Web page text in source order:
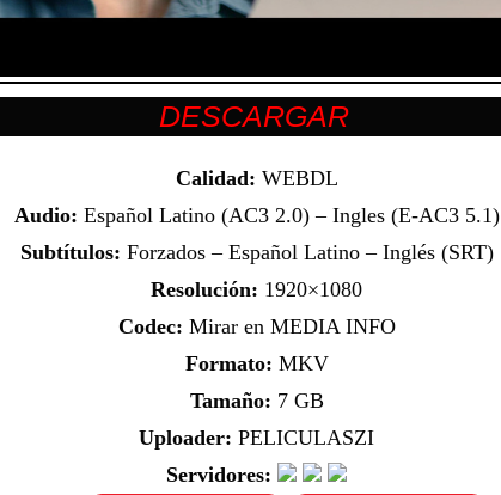
Calidad: WEBDL
Audio: Español Latino (AC3 2.0) – Ingles (E-AC3 5.1)
Subtítulos: Forzados – Español Latino – Inglés (SRT)
Resolución: 1920×1080
Codec: Mirar en MEDIA INFO
Formato: MKV
Tamaño: 7 GB
Uploader: PELICULASZI
Servidores: